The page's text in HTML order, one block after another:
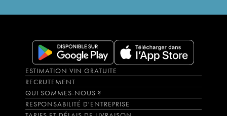
ESTIMATION VIN GRATUITE
RECRUTEMENT
QUI SOMMES-NOUS ?
RESPONSABILITÉ D'ENTREPRISE